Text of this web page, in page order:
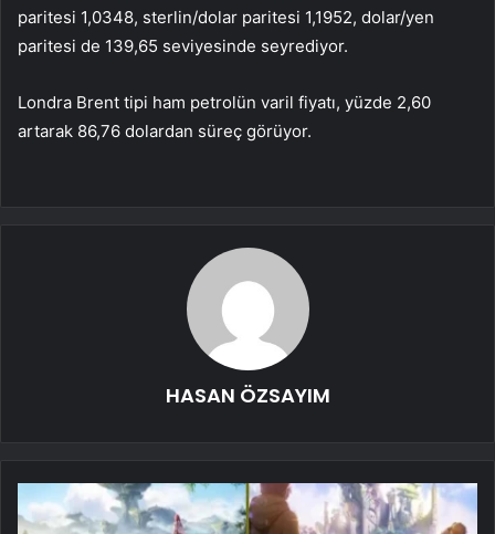
paritesi 1,0348, sterlin/dolar paritesi 1,1952, dolar/yen
paritesi de 139,65 seviyesinde seyrediyor.
Londra Brent tipi ham petrolün varil fiyatı, yüzde 2,60
artarak 86,76 dolardan süreç görüyor.
HASAN ÖZSAYIM